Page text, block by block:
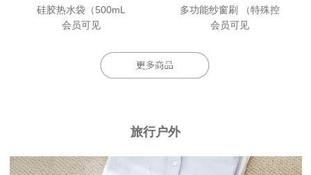
硅胶热水袋（500mL
会员可见
多功能纱窗刷 （特殊控
会员可见
旅行户外